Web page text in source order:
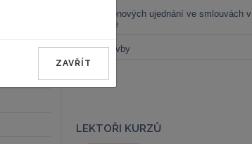
Změna cenových ujednání ve smlouvách v
energetice
Černé stavby
LEKTOŘI KURZŮ
ZAVŘÍT